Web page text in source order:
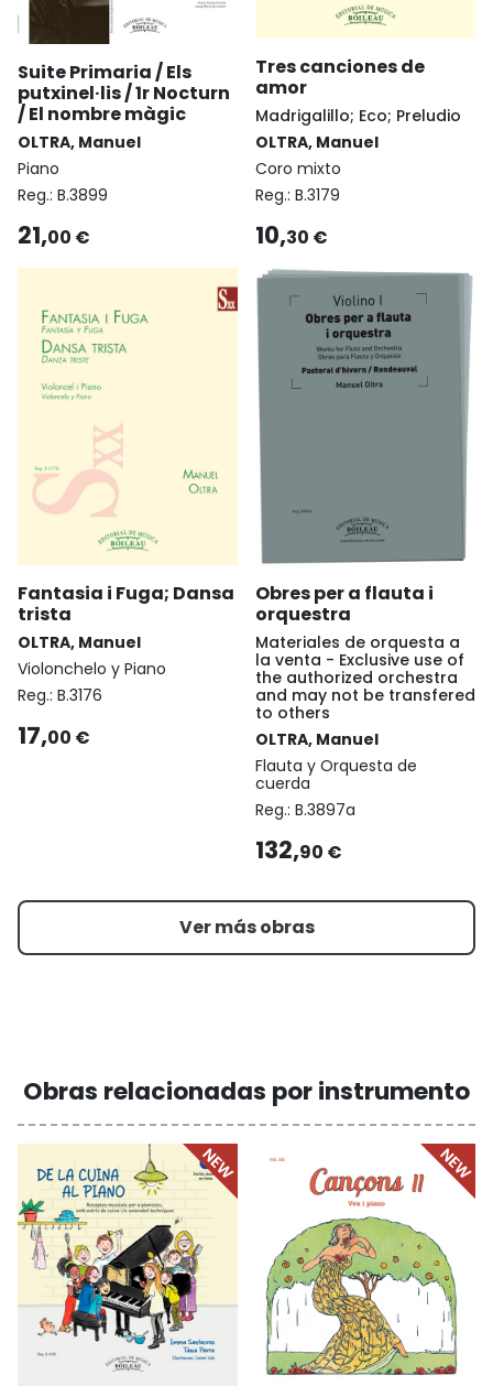
Suite Primaria / Els
putxinel·lis / 1r Nocturn
/ El nombre màgic
OLTRA, Manuel
Piano
Reg.: B.3899
21,00 €
Tres canciones de
amor
Madrigalillo; Eco; Preludio
OLTRA, Manuel
Coro mixto
Reg.: B.3179
10,30 €
Fantasia i Fuga; Dansa
trista
OLTRA, Manuel
Violonchelo y Piano
Reg.: B.3176
17,00 €
Obres per a flauta i
orquestra
Materiales de orquesta a
la venta - Exclusive use of
the authorized orchestra
and may not be transfered
to others
OLTRA, Manuel
Flauta y Orquesta de
cuerda
Reg.: B.3897a
132,90 €
Ver más obras
Obras relacionadas por instrumento